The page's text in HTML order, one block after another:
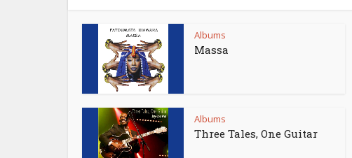
Albums
Massa
Albums
Three Tales, One Guitar